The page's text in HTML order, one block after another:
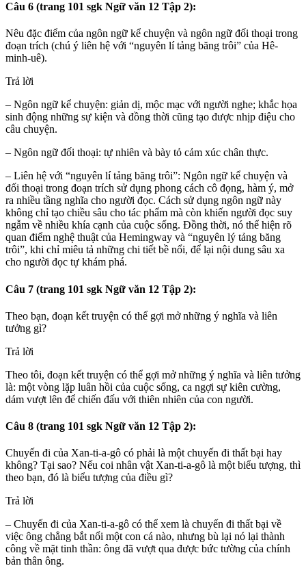
Câu 6 (trang 101 sgk Ngữ văn 12 Tập 2):
Nêu đặc điểm của ngôn ngữ kể chuyện và ngôn ngữ đối thoại trong
đoạn trích (chú ý liên hệ với “nguyên lí tảng băng trôi” của Hê-
minh-uê).
Trả lời
– Ngôn ngữ kể chuyện: giản dị, mộc mạc với người nghe; khắc họa
sinh động những sự kiện và đồng thời cũng tạo được nhịp điệu cho
câu chuyện.
– Ngôn ngữ đối thoại: tự nhiên và bày tỏ cảm xúc chân thực.
– Liên hệ với “nguyên lí tảng băng trôi”: Ngôn ngữ kể chuyện và
đối thoại trong đoạn trích sử dụng phong cách cô đọng, hàm ý, mở
ra nhiều tầng nghĩa cho người đọc. Cách sử dụng ngôn ngữ này
không chỉ tạo chiều sâu cho tác phẩm mà còn khiến người đọc suy
ngẫm về nhiều khía cạnh của cuộc sống. Đồng thời, nó thể hiện rõ
quan điểm nghệ thuật của Hemingway và “nguyên lý tảng băng
trôi”, khi chỉ miêu tả những chi tiết bề nổi, để lại nội dung sâu xa
cho người đọc tự khám phá.
Câu 7 (trang 101 sgk Ngữ văn 12 Tập 2):
Theo bạn, đoạn kết truyện có thể gợi mở những ý nghĩa và liên
tưởng gì?
Trả lời
Theo tôi, đoạn kết truyện có thể gợi mở những ý nghĩa và liên tưởng
là: một vòng lặp luân hồi của cuộc sống, ca ngợi sự kiên cường,
dám vượt lên để chiến đấu với thiên nhiên của con người.
Câu 8 (trang 101 sgk Ngữ văn 12 Tập 2):
Chuyến đi của Xan-ti-a-gô có phải là một chuyến đi thất bại hay
không? Tại sao? Nếu coi nhân vật Xan-ti-a-gô là một biểu tượng, thì
theo bạn, đó là biểu tượng của điều gì?
Trả lời
– Chuyến đi của Xan-ti-a-gô có thể xem là chuyến đi thất bại về
việc ông chẳng bắt nổi một con cá nào, nhưng bù lại nó lại thành
công về mặt tinh thần: ông đã vượt qua được bức tường của chính
bản thân ông.